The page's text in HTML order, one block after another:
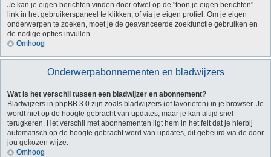
Je kan je eigen berichten vinden door ofwel op de "toon je eigen berichten"
link in het gebruikerspaneel te klikken, of via je eigen profiel. Om je eigen
onderwerpen te zoeken, moet je de geavanceerde zoekfunctie gebruiken en
de nodige opties invullen.
Omhoog
Onderwerpabonnementen en bladwijzers
Wat is het verschil tussen een bladwijzer en abonnement?
Bladwijzers in phpBB 3.0 zijn zoals bladwijzers (of favorieten) in je browser. Je
wordt niet op de hoogte gebracht van updates, maar je kan altijd snel
terugkeren. Het verschil met abonnementen ligt hem in het feit dat je hierbij
automatisch op de hoogte gebracht word van updates, dit gebeurd via de door
jou gekozen wijze.
Omhoog